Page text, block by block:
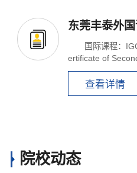
东莞丰泰外
国际课程：
ertificate of
和A Le...
查看详情
院校动态